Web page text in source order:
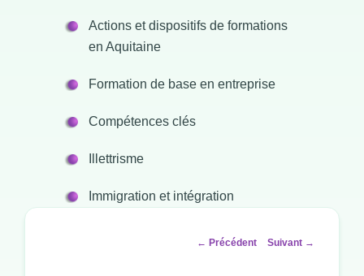
Actions et dispositifs de formations
en Aquitaine
Formation de base en entreprise
Compétences clés
Illettrisme
Immigration et intégration
Navigation
← Précédent Suivant →